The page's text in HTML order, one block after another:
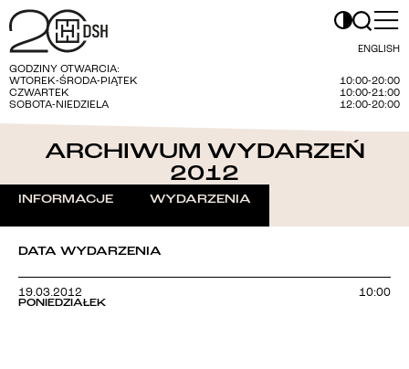
ENGLISH
GODZINY OTWARCIA:
WTOREK-ŚRODA-PIĄTEK
10:00-20:00
CZWARTEK
10:00-21:00
SOBOTA-NIEDZIELA
12:00-20:00
ARCHIWUM WYDARZEŃ
2012
INFORMACJE WYDARZENIA
DATA WYDARZENIA
19.03.2012
PONIEDZIAŁEK
10:00